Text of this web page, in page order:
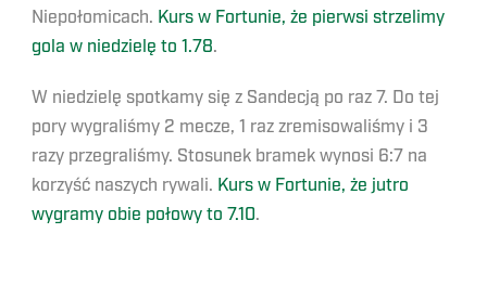
Niepołomicach. Kurs w Fortunie, że pierwsi strzelimy
gola w niedzielę to 1.78.
W niedzielę spotkamy się z Sandecją po raz 7. Do tej
pory wygraliśmy 2 mecze, 1 raz zremisowaliśmy i 3
razy przegraliśmy. Stosunek bramek wynosi 6:7 na
korzyść naszych rywali. Kurs w Fortunie, że jutro
wygramy obie połowy to 7.10.